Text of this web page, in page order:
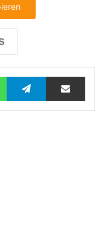
WhatsAppTelegramTeilen via E-Mail